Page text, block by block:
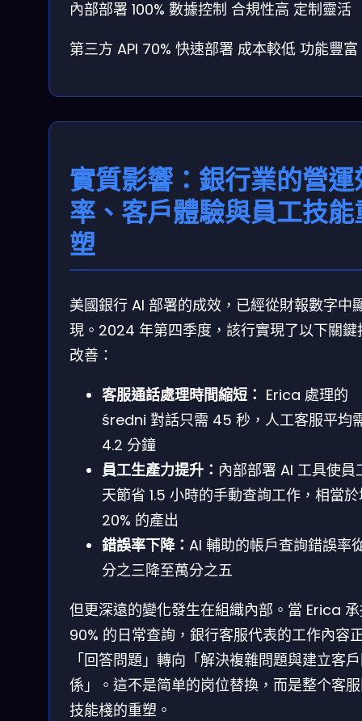
內部部署 100% 數據控制 合規性高 定制靈活
第三方 API 70% 快速部署 成本較低 功能豐富
實質影響：銀行業的營運
率、客戶體驗與員工技能
塑
美國銀行 AI 部署的成效，已經從財報數字中
現。2024 年第四季度，該行實現了以下關鍵
改善：
客服通話處理時間縮短： Erica 處理的
średni 對話只需 45 秒，人工客服平均
4.2 分鐘
員工生產力提升： 內部部署 AI 工具使員
天節省 1.5 小時的手動查詢工作，相當
20% 的產出
錯誤率下降： AI 輔助的帳戶查詢錯誤率
分之三降至萬分之五
但更深遠的變化發生在組織內部。當 Erica
90% 的日常查詢，銀行客服代表的工作內容
「回答問題」轉向「解決複雜問題與建立客
係」。這不是简单的岗位替換，而是整个客
技能棧的重塑。